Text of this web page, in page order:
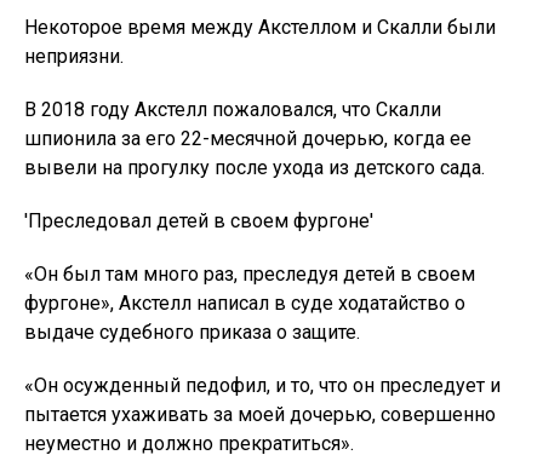
Некоторое время между Акстеллом и Скалли были
неприязни.
В 2018 году Акстелл пожаловался, что Скалли
шпионила за его 22-месячной дочерью, когда ее
вывели на прогулку после ухода из детского сада.
'Преследовал детей в своем фургоне'
«Он был там много раз, преследуя детей в своем
фургоне», Акстелл написал в суде ходатайство о
выдаче судебного приказа о защите.
«Он осужденный педофил, и то, что он преследует и
пытается ухаживать за моей дочерью, совершенно
неуместно и должно прекратиться».